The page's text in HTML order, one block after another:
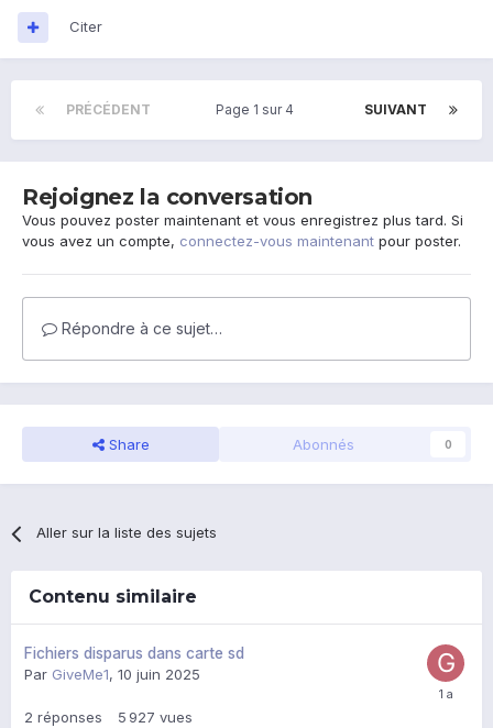
Citer
PRÉCÉDENT SUIVANT
Page 1 sur 4
Rejoignez la conversation
Vous pouvez poster maintenant et vous enregistrez plus tard. Si
vous avez un compte, connectez-vous maintenant pour poster.
Répondre à ce sujet…
Share Abonnés 0
Aller sur la liste des sujets
Contenu similaire
Fichiers disparus dans carte sd
Par GiveMe1, 10 juin 2025
2 réponses 5 927 vues